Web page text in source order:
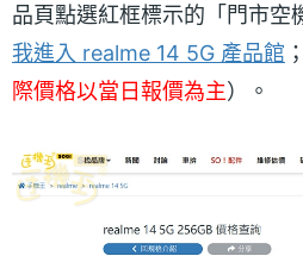
品頁點選紅框標示的「門市空
我進入 realme 14 5G 產品館 ；
際價格以當日報價為主）。